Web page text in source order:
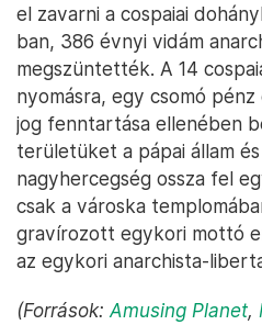
el zavarni a cospaiai
ban, 386 évnyi vidám
megszüntették. A 14
nyomásra, egy csomó
jog fenntartása ellenében
területüket a pápai állam
nagyhercegség ossza fel
csak a városka
gravírozott egykori mottó
az egykori anarchista-
(Források: Amusing Planet,